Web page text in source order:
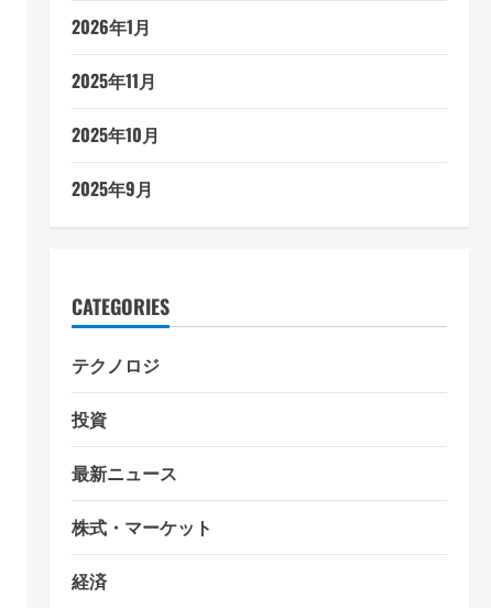
2026年1月
2025年11月
2025年10月
2025年9月
CATEGORIES
テクノロジ
投資
最新ニュース
株式・マーケット
経済